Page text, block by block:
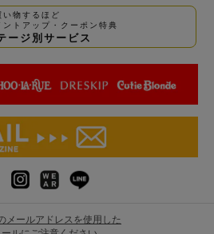
い物するほど
ントアップ・クーポン特典
ージ別サービス
メールアドレスを使用した